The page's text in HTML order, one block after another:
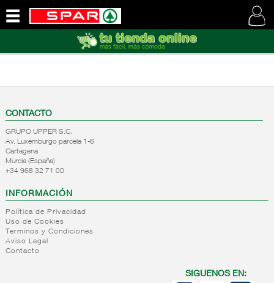
SOMOS
CONTACTO
GRUPO UPPER S.C.
Av. Luxemburgo parcela 1-6
Cartagena
Murcia (España)
+34 968 32 71 00
INFORMACIÓN
Política de Privacidad
Uso de Cookies
Terminos y Condiciones
Aviso Legal
Contacto
SIGUENOS EN: